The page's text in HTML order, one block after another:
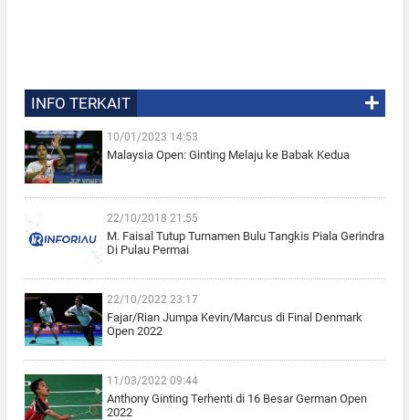
INFO TERKAIT
10/01/2023 14:53
Malaysia Open: Ginting Melaju ke Babak Kedua
22/10/2018 21:55
M. Faisal Tutup Turnamen Bulu Tangkis Piala Gerindra
Di Pulau Permai
22/10/2022 23:17
Fajar/Rian Jumpa Kevin/Marcus di Final Denmark
Open 2022
11/03/2022 09:44
Anthony Ginting Terhenti di 16 Besar German Open
2022